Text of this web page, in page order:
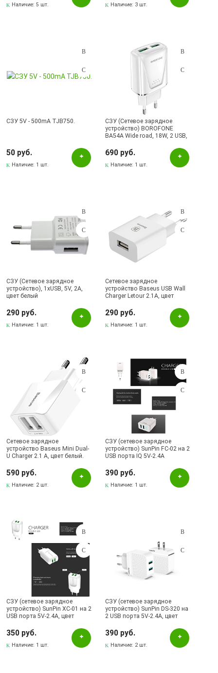
Наличие:5 шт. Наличие: 3 шт.
СЗУ 5V - 500mA TJB750.
50 руб.
Наличие: 1 шт.
СЗУ (Сетевое зарядное
устройство) BOROFONE
BA54A Wide road, 18W, 2 USB,
690 руб.
Наличие: 1 шт.
СЗУ (Сетевое зарядное
устройство), 1xUSB, 5V, 2A,
цвет белый
290 руб.
Наличие: 1 шт.
Сетевое зарядное
устройство Baseus USB Wall
Charger Letour 2.1A, цвет
290 руб.
Наличие: 1 шт.
Сетевое зарядное
устройство Baseus Mini Dual-
U Charger 2.1 A, цвет белый.
590 руб.
Наличие: 2 шт.
СЗУ (сетевое зарядное
устройство) SunPin FC-02 на 2
USB порта IQ 5V-2.4A
интеллектуальный режим
заряда, цвет белый.
390 руб.
Наличие: 1 шт.
СЗУ (сетевое зарядное
устройство) SunPin XC-01 на 2
USB порта 5V-2.4A, цвет
350 руб.
Наличие: 1 шт.
СЗУ (сетевое зарядное
устройство) SunPin DS-320 на
2 USB порта 5V-2.4A, цвет
390 руб.
Наличие: 2 шт.